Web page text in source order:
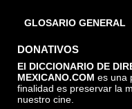
GLOSARIO GENERAL
DONATIVOS
El DICCIONARIO DE
MEXICANO.COM es una
finalidad es preservar la
nuestro cine.